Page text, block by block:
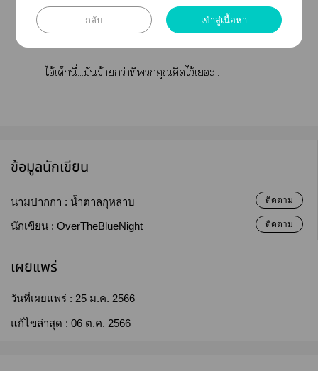
ไอ้เด็กนี่...มันร้ายกว่าที่คุณคิดไว้เะ..
ข้อมูลนักเขียน
นามปากกา : น้ำตาลกุหลาบ ติดตาม
นักเขียน : OverTheBlueNight ติดตาม
เผยแพร่
วันที่เผยแพร่ : 25 ม.ค. 2566
แก้ไขล่าสุด : 06 ต.ค. 2566
กลับ เข้าสู่เนื้อหา